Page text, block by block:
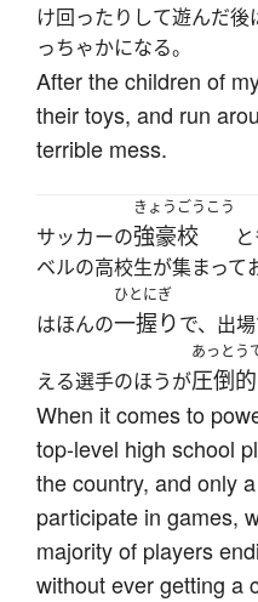
け回ったりして遊んだ後
っちゃかになる。
After the children of
their toys, and run
terrible mess.
サッカーの
きょうごうこう
強豪校
ベルの高校生が集まって
はほんの
ひとにぎ
一握りで、出
える選手のほうが
あっとう
圧倒
When it comes to
top-level high school
the country, and only
participate in games,
majority of players
without ever getting a